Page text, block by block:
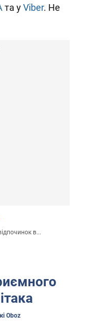
та уViber. Не
в...
Oboz